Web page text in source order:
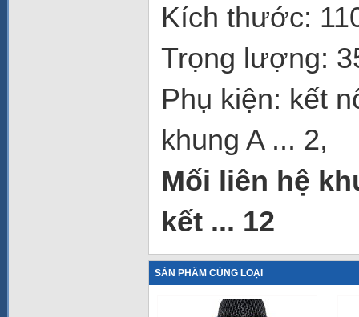
Kích thước:
Trọng lượng:
Phụ kiện: kết
khung A ... 2,
Mối liên hệ
kết ... 12
SẢN PHẨM CÙNG LOẠI